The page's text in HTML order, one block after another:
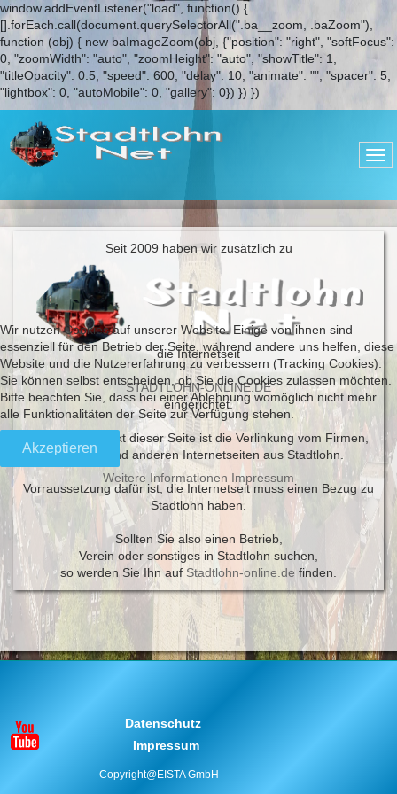
window.addEventListener("load", function() {
[].forEach.call(document.querySelectorAll(".ba__zoom, .baZoom"),
function (obj) { new baImageZoom(obj, {"position": "right", "softFocus":
0, "zoomWidth": "auto", "zoomHeight": "auto", "showTitle": 1,
"titleOpacity": 0.5, "speed": 600, "delay": 10, "animate": "", "spacer": 5,
"lightbox": 0, "autoMobile": 0, "gallery": 0}) }) })
Seit 2009 haben wir zusätzlich zu
die Internetseit
STADTLOHN-ONLINE.DE
eingerichtet.
Der Schwerpunkt dieser Seite ist die Verlinkung vom Firmen,
Vereinen und anderen Internetseiten aus Stadtlohn.
Vorraussetzung dafür ist, die Internetseit muss einen Bezug zu
Stadtlohn haben.
Sollten Sie also einen Betrieb,
Verein oder sonstiges in Stadtlohn suchen,
so werden Sie Ihn auf Stadtlohn-online.de finden.
Datenschutz
Impressum
Copyright@EISTA GmbH
Wir nutzen Cookies auf unserer Website. Einige von ihnen sind
essenziell für den Betrieb der Seite, während andere uns helfen, diese
Website und die Nutzererfahrung zu verbessern (Tracking Cookies).
Sie können selbst entscheiden, ob Sie die Cookies zulassen möchten.
Bitte beachten Sie, dass bei einer Ablehnung womöglich nicht mehr
alle Funktionalitäten der Seite zur Verfügung stehen.
Akzeptieren
Weitere Informationen Impressum